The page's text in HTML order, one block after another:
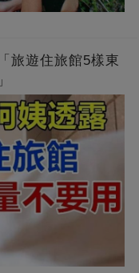
旅遊住旅館5樣東